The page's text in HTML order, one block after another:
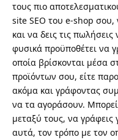
τους πιο
site SEO του e-shop σου,
και να δεις τις
φυσικά προϋποθέτει να
οποία βρίσκονται μέσα
προϊόντων σου, είτε
ακόμα και γράφοντας
να τα αγοράσουν.
μεταξύ τους, να
αυτά, τον τρόπο με τον